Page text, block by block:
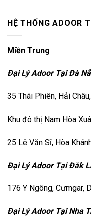
HỆ THỐNG ADOOR
Miền Trung
Đại Lý Adoor Tại Đà
35 Thái Phiên, Hải
Khu đô thị Nam Hòa
25 Lê Văn Sĩ, Hòa
Đại Lý Adoor Tại Đắk
176 Y Ngông, Cưmgar,
Đại Lý Adoor Tại Nha